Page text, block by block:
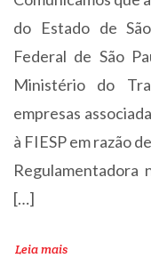
do Estado de
Federal de São
Ministério do
empresas
à FIESP em razão
Regulamentadora
[…]
Leia mais